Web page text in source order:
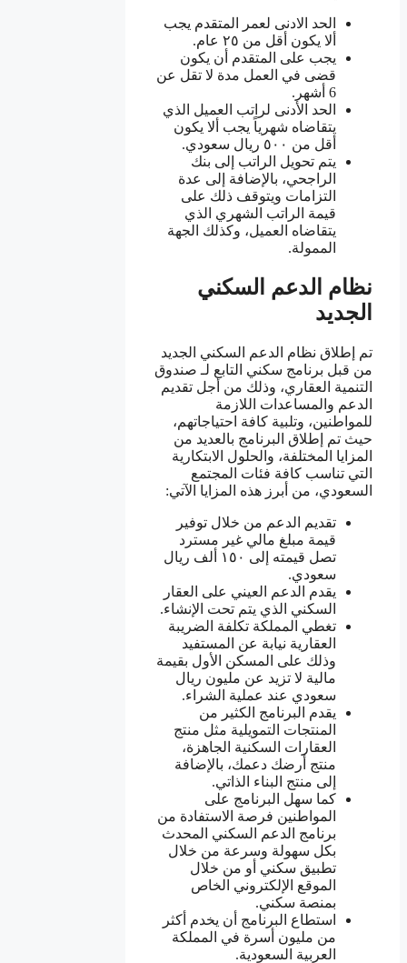
الحد الادنى لعمر المتقدم يجب
ألا يكون أقل من ٢٥ عام.
يجب على المتقدم أن يكون
قضى في العمل مدة لا تقل عن
6 أشهر.
الحد الأدنى لراتب العميل الذي
يتقاضاه شهرياً يجب ألا يكون
أقل من ٥٠٠ ريال سعودي.
يتم تحويل الراتب إلى بنك
الراجحي، بالإضافة إلى عدة
التزامات ويتوقف ذلك على
قيمة الراتب الشهري الذي
يتقاضاه العميل، وكذلك الجهة
الممولة.
نظام الدعم السكني
الجديد
تم إطلاق نظام الدعم السكني الجديد
من قبل برنامج سكني التابع لـ صندوق
التنمية العقاري، وذلك من أجل تقديم
الدعم والمساعدات اللازمة
للمواطنين، وتلبية كافة احتياجاتهم،
حيث تم إطلاق البرنامج بالعديد من
المزايا المختلفة، والحلول الابتكارية
التي تناسب كافة فئات المجتمع
السعودي، من أبرز هذه المزايا الآتي:
تقديم الدعم من خلال توفير
قيمة مبلغ مالي غير مسترد
تصل قيمته إلى ١٥٠ ألف ريال
سعودي.
يقدم الدعم العيني على العقار
السكني الذي يتم تحت الإنشاء.
تغطي المملكة تكلفة الضريبة
العقارية نيابة عن المستفيد
وذلك على المسكن الأول بقيمة
مالية لا تزيد عن مليون ريال
سعودي عند عملية الشراء.
يقدم البرنامج الكثير من
المنتجات التمويلية مثل منتج
العقارات السكنية الجاهزة،
منتج أرضك دعمك، بالإضافة
إلى منتج البناء الذاتي.
كما سهل البرنامج على
المواطنين فرصة الاستفادة من
برنامج الدعم السكني المحدث
بكل سهولة وسرعة من خلال
تطبيق سكني أو من خلال
الموقع الإلكتروني الخاص
بمنصة سكني.
استطاع البرنامج أن يخدم أكثر
من مليون أسرة في المملكة
العربية السعودية.